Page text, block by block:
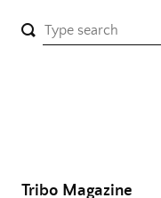
Tribo Magazine